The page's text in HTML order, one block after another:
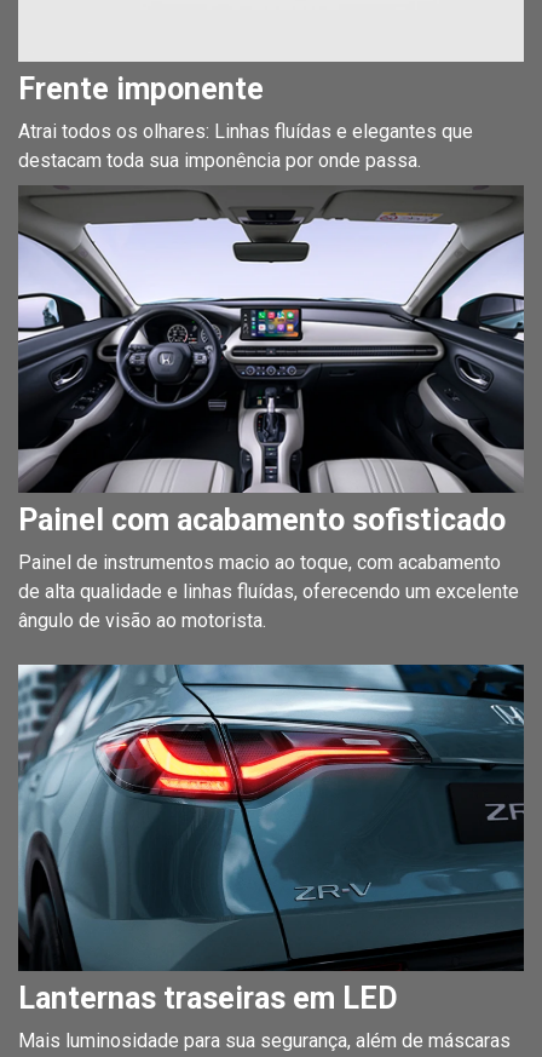
Frente imponente
Atrai todos os olhares: Linhas fluídas e elegantes que
destacam toda sua imponência por onde passa.
Painel com acabamento sofisticado
Painel de instrumentos macio ao toque, com acabamento
de alta qualidade e linhas fluídas, oferecendo um excelente
ângulo de visão ao motorista.
Lanternas traseiras em LED
Mais luminosidade para sua segurança, além de máscaras